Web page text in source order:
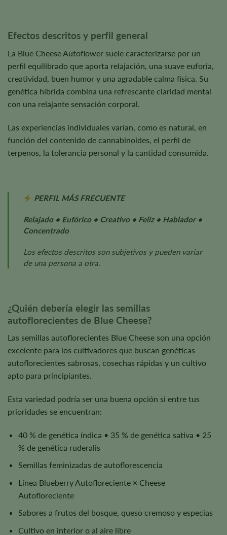
Efectos descritos y perfil general
La Blue Cheese Autoflower suele caracterizarse por un
perfil equilibrado que aporta relajación, una suave euforia,
creatividad, buen humor y una agradable calma física. Su
genética híbrida combina una refrescante claridad mental
con una relajante sensación corporal.
Las experiencias individuales varían, como es natural, en
función del contenido de cannabinoides, el perfil de
terpenos, la tolerancia personal y la cantidad consumida.
PERFIL MÁS FRECUENTE
Relajado • Eufórico • Creativo • Feliz • Hablador •
Concentrado
Los efectos descritos son subjetivos y pueden variar
de una persona a otra.
¿Quién debería elegir las semillas
autoflorecientes de Blue Cheese?
Las semillas autoflorecientes Blue Cheese son una opción
excelente para los cultivadores que buscan genéticas
autoflorecientes sabrosas, cosechas rápidas y un cultivo
apto para principiantes.
Esta variedad podría ser una buena opción si entre tus
prioridades se encuentran:
40 % de genética índica • 35 % de genética sativa • 25
% de genética ruderalis
Semillas feminizadas de autoflorescencia
Línea Blueberry Autofloreciente × Cheese
Autofloreciente
Sabores a frutos del bosque, queso cremoso y especias
Cultivo en interior o al aire libre